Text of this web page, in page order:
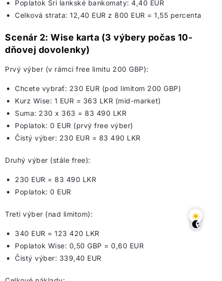
Poplatok Sri lankské bankomaty: 4,40 EUR
Celková strata: 12,40 EUR z 800 EUR = 1,55 percenta
Scenár 2: Wise karta (3 výbery počas 10-
dňovej dovolenky)
Prvý výber (v rámci free limitu 200 GBP):
Chcete vybrať: 230 EUR (pod limitom 200 GBP)
Kurz Wise: 1 EUR = 363 LKR (mid-market)
Suma: 230 x 363 = 83 490 LKR
Poplatok: 0 EUR (prvý free výber)
Čistý výber: 230 EUR = 83 490 LKR
Druhý výber (stále free):
230 EUR = 83 490 LKR
Poplatok: 0 EUR
Tretí výber (nad limitom):
340 EUR = 123 420 LKR
Poplatok Wise: 0,50 GBP = 0,60 EUR
Čistý výber: 339,40 EUR